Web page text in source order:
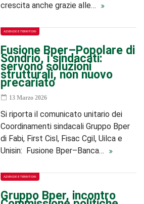
crescita anche grazie alle…
AZIENDE E TERRITORI
Fusione Bper–Popolare di
Sondrio, i sindacati:
servono soluzioni
strutturali, non nuovo
precariato
13 Marzo 2026
Si riporta il comunicato unitario dei
Coordinamenti sindacali Gruppo Bper
di Fabi, First Cisl, Fisac Cgil, Uilca e
Unisin: Fusione Bper–Banca…
AZIENDE E TERRITORI
Gruppo Bper, incontro